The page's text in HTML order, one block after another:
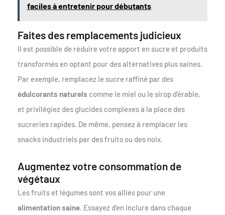
faciles à entretenir pour débutants
Faites des remplacements judicieux
Il est possible de réduire votre apport en sucre et produits
transformés en optant pour des alternatives plus saines.
Par exemple, remplacez le sucre raffiné par des
édulcorants naturels comme le miel ou le sirop d’érable,
et privilégiez des glucides complexes à la place des
sucreries rapides. De même, pensez à remplacer les
snacks industriels par des fruits ou des noix.
Augmentez votre consommation de
végétaux
Les fruits et légumes sont vos alliés pour une
alimentation saine. Essayez d’en inclure dans chaque